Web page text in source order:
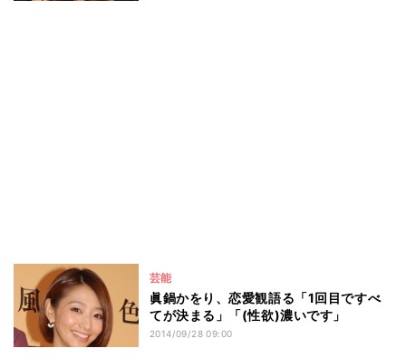
芸能
眞鍋かをり、恋愛観語る「1回目ですべ
てが決まる」「(性欲)濃いです」
2014/09/28 09:00